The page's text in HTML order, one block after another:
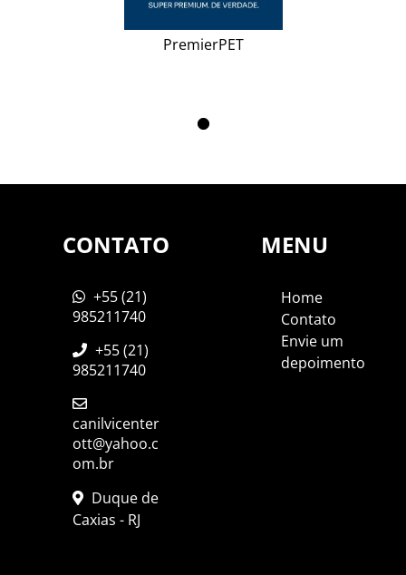
PremierPET
CONTATO
+55 (21)
985211740
+55 (21)
985211740
canilvicenter
ott@yahoo.c
om.br
Duque de
Caxias - RJ
MENU
Home
Contato
Envie um
depoimento